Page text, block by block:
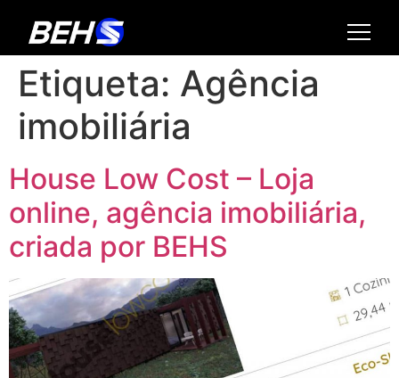
Etiqueta: Agência
imobiliária
House Low Cost – Loja
online, agência imobiliária,
criada por BEHS